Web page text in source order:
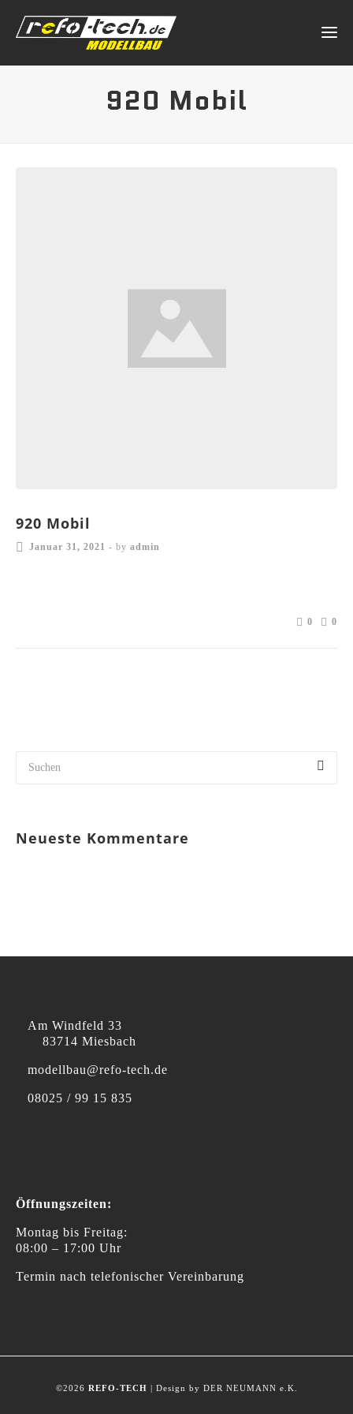
920 Mobil
920 Mobil
Januar 31, 2021 - by admin
0 0
Neueste Kommentare
Am Windfeld 33
83714 Miesbach
modellbau@refo-tech.de
08025 / 99 15 835
Öffnungszeiten:
Montag bis Freitag:
08:00 – 17:00 Uhr
Termin nach telefonischer Vereinbarung
©2026 REFO-TECH | Design by DER NEUMANN e.K.